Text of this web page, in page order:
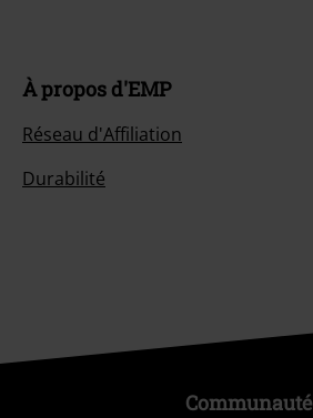
À propos d'EMP
Réseau d'Affiliation
Durabilité
Communauté